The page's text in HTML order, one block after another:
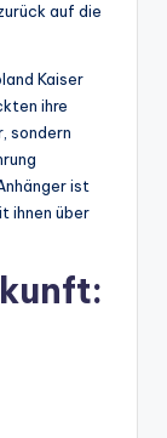
auf die
Kaiser
ihre
sondern
ist
ihnen über